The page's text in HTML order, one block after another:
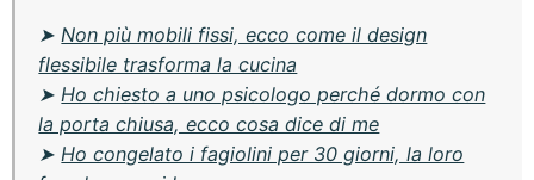
➤Non più mobili fissi, ecco come il design
flessibile trasforma la cucina
➤Ho chiesto a uno psicologo perché dormo con
la porta chiusa, ecco cosa dice di me
➤Ho congelato i fagiolini per 30 giorni, la loro